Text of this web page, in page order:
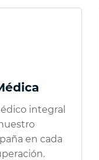
integral
en cada